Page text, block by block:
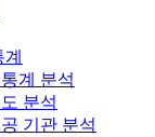
계 분석
분석
기관 분석